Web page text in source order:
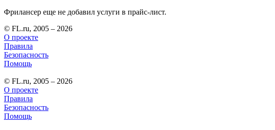
Фрилансер еще не добавил услуги в прайс-лист.
© FL.ru, 2005 – 2026
О проекте
Правила
Безопасность
Помощь
© FL.ru, 2005 – 2026
О проекте
Правила
Безопасность
Помощь